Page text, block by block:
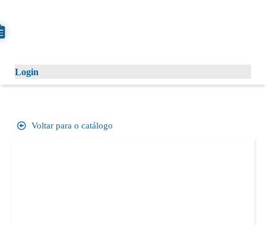
Login
Voltar para o catálogo